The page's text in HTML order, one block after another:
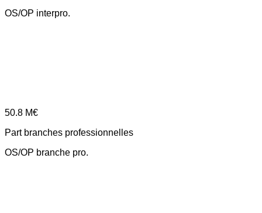
OS/OP interpro.
50.8 M€
Part branches professionnelles
OS/OP branche pro.